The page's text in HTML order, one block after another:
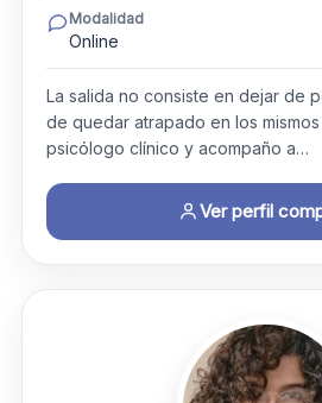
Modalidad
Online
La salida no consiste en dejar de
de quedar atrapado en los
psicólogo clínico y acompaño a…
Ver perfil